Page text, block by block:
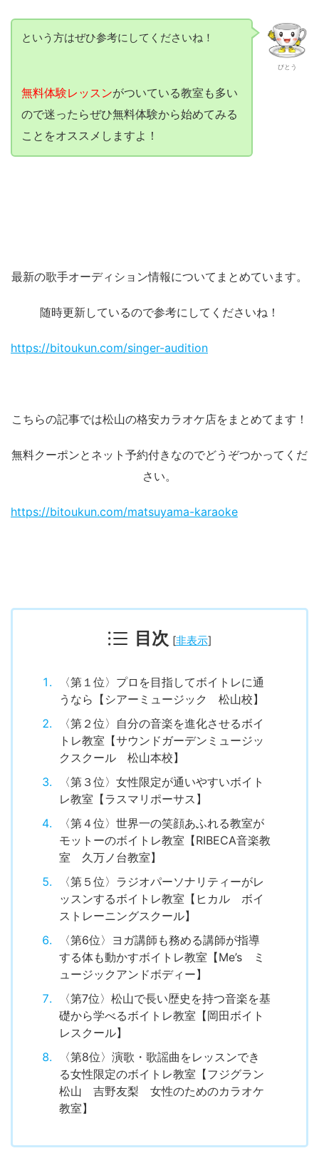
びとう
という方はぜひ参考にしてくださいね！
無料体験レッスンがついている教室も多い
ので迷ったらぜひ無料体験から始めてみる
ことをオススメしますよ！
最新の歌手オーディション情報についてまとめています。
随時更新しているので参考にしてくださいね！
https://bitoukun.com/singer-audition
こちらの記事では松山の格安カラオケ店をまとめてます！
無料クーポンとネット予約付きなのでどうぞつかってくだ
さい。
https://bitoukun.com/matsuyama-karaoke
目次 [非表示]
〈第１位〉プロを目指してボイトレに通
うなら【シアーミュージック 松山校】
〈第２位〉自分の音楽を進化させるボイ
トレ教室【サウンドガーデンミュージッ
クスクール 松山本校】
〈第３位〉女性限定が通いやすいボイト
レ教室【ラスマリポーサス】
〈第４位〉世界一の笑顔あふれる教室が
モットーのボイトレ教室【RIBECA音楽教
室 久万ノ台教室】
〈第５位〉ラジオパーソナリティーがレ
ッスンするボイトレ教室【ヒカル ボイ
ストレーニングスクール】
〈第6位〉ヨガ講師も務める講師が指導
する体も動かすボイトレ教室【Me’s ミ
ュージックアンドボディー】
〈第7位〉松山で長い歴史を持つ音楽を基
礎から学べるボイトレ教室【岡田ボイト
レスクール】
〈第8位〉演歌・歌謡曲をレッスンでき
る女性限定のボイトレ教室【フジグラン
松山 吉野友梨 女性のためのカラオケ
教室】